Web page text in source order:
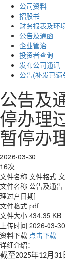
公司资料
招股书
财务报表及环
公告及通函
企业管治
投资者查询
发布公司通讯
公告(补发已
公告及
停办理
暂停办
2026-03-30
16次
文件名称 文件格式
文件名称 公告及通
理过户日期]
文件格式 pdf
文件大小 434.35 KB
上传时间 2026-03-30
资料下载 点击下载
详细介绍：
截至2025年12月 31